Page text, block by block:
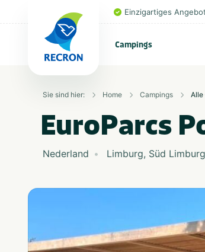
Einzigartiges
Campings
Sie sind hier: Home Campings Alle
EuroParcs
Nederland Limburg, Süd Limburg